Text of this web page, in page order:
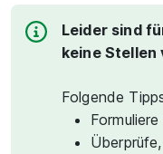
Leider sind
keine Stellen
Folgende